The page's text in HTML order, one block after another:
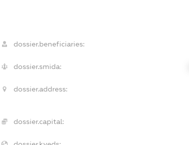
dossier.beneficiaries:
dossier.smida:
dossier.address:
dossier.capital: